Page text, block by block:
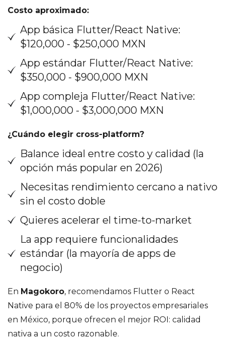
Costo aproximado:
App básica Flutter/React Native:
$120,000 - $250,000 MXN
App estándar Flutter/React Native:
$350,000 - $900,000 MXN
App compleja Flutter/React Native:
$1,000,000 - $3,000,000 MXN
¿Cuándo elegir cross-platform?
Balance ideal entre costo y calidad (la
opción más popular en 2026)
Necesitas rendimiento cercano a nativo
sin el costo doble
Quieres acelerar el time-to-market
La app requiere funcionalidades
estándar (la mayoría de apps de
negocio)
En Magokoro, recomendamos Flutter o React
Native para el 80% de los proyectos empresariales
en México, porque ofrecen el mejor ROI: calidad
nativa a un costo razonable.